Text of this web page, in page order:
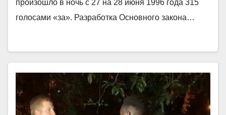
произошло в ночь с 27 на 28 июня 1996 года 315
голосами «за». Разработка Основного закона…